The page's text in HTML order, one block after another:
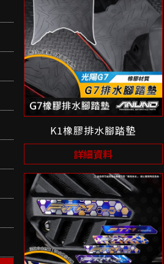
K1橡膠排水腳踏墊
詳細資料